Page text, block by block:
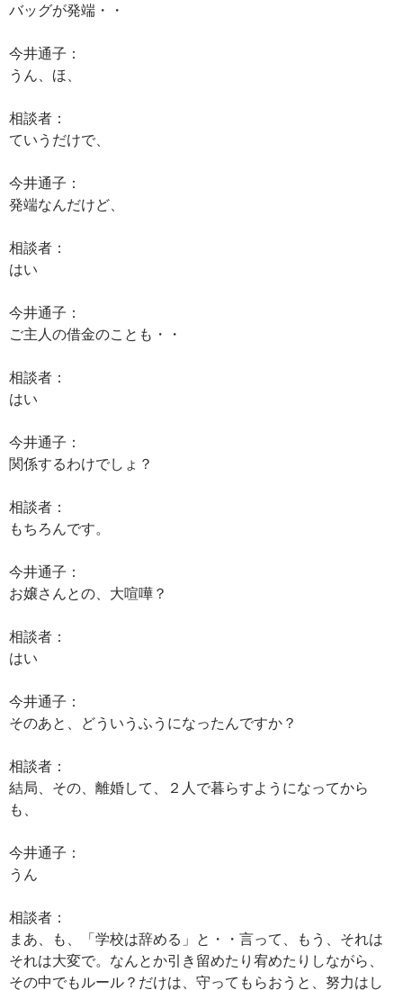
バッグが発端・・
今井通子：
うん、ほ、
相談者：
ていうだけで、
今井通子：
発端なんだけど、
相談者：
はい
今井通子：
ご主人の借金のことも・・
相談者：
はい
今井通子：
関係するわけでしょ？
相談者：
もちろんです。
今井通子：
お嬢さんとの、大喧嘩？
相談者：
はい
今井通子：
そのあと、どういうふうになったんですか？
相談者：
結局、その、離婚して、２人で暮らすようになってから
も、
今井通子：
うん
相談者：
まあ、も、「学校は辞める」と・・言って、もう、それは
それは大変で。なんとか引き留めたり宥めたりしながら、
その中でもルール？だけは、守ってもらおうと、努力はし